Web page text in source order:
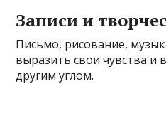
Записи и
Письмо, рисование,
выразить свои чувства и
другим углом.